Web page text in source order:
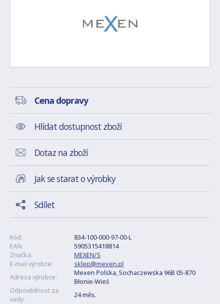
Cena dopravy
Hlídat dostupnost zboží
Dotaz na zboží
Jak se starat o výrobky
Sdílet
Kód:
834-100-000-97-00-L
EAN:
5905315418814
Značka:
MEXEN/S
E-mail výrobce:
sklep@mexen.pl
Adresa výrobce:
Mexen Polska, Sochaczewska 96B 05-870
Błonie-Wieś
Odpovědnost za
vady:
24 měs.